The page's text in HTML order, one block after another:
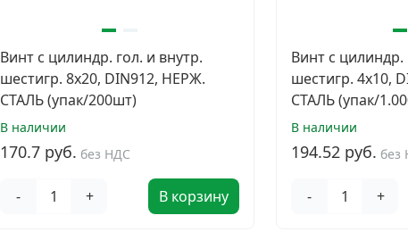
Винт с цилиндр. гол. и внутр.
шестигр. 8х20, DIN912, НЕРЖ.
СТАЛЬ (упак/200шт)
В наличии
170.7 руб. без НДС
- + В корзину
Винт с цилиндр.
шестигр. 4х10,
СТАЛЬ (упак/
В наличии
194.52 руб. без
- +